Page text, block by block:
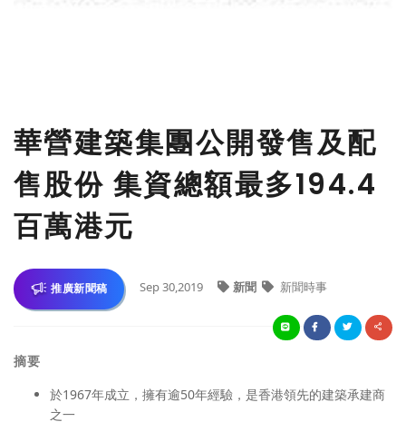
華營建築集團公開發售及配
售股份 集資總額最多194.4
百萬港元
推廣新聞稿 Sep 30,2019 新聞 新聞時事
摘要
於1967年成立，擁有逾50年經驗，是香港領先的建築承建商
之一